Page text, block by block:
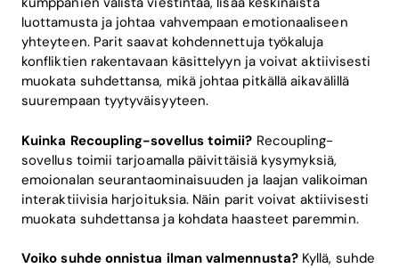
luottamusta ja johtaa vahvempaan emotionaaliseen
yhteyteen. Parit saavat kohdennettuja työkaluja
konfliktien rakentavaan käsittelyyn ja voivat aktiivisesti
muokata suhdettansa, mikä johtaa pitkällä aikavälillä
suurempaan tyytyväisyyteen.
Kuinka Recoupling-sovellus toimii? Recoupling-
sovellus toimii tarjoamalla päivittäisiä kysymyksiä,
emoionalan seurantaominaisuuden ja laajan valikoiman
interaktiivisia harjoituksia. Näin parit voivat aktiivisesti
muokata suhdettansa ja kohdata haasteet paremmin.
Voiko suhde onnistua ilman valmennusta?Kyllä, suhde